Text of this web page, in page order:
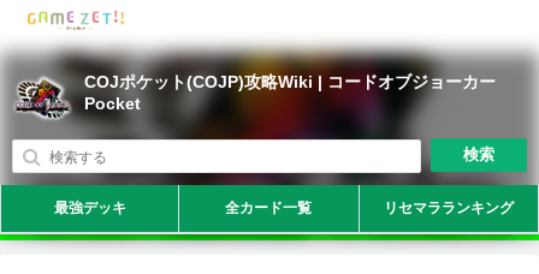
COJポケット(COJP)攻略Wiki | コードオブジョーカー
Pocket
検索
最強デッキ 全カード一覧 リセマラランキング